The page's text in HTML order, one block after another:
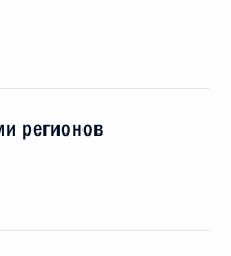
регионов